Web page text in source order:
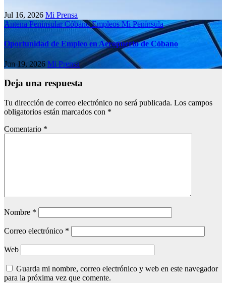
Jul 16, 2026 Mi Prensa
Antena PeninsularCóbanoEmpleos Mi Península
Oportunidad de Empleo en Aeropuerto de Cóbano
Jun 19, 2026 Mi Prensa
Deja una respuesta
Tu dirección de correo electrónico no será publicada. Los campos
obligatorios están marcados con *
Comentario *
Nombre *
Correo electrónico *
Web
Guarda mi nombre, correo electrónico y web en este navegador
para la próxima vez que comente.